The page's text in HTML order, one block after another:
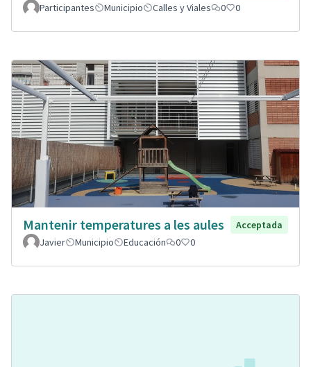
Participantes
Municipio Calles y Viales 0 0
Mantenir temperatures a les aules
Acceptada
Javier
Municipio Educación 0 0